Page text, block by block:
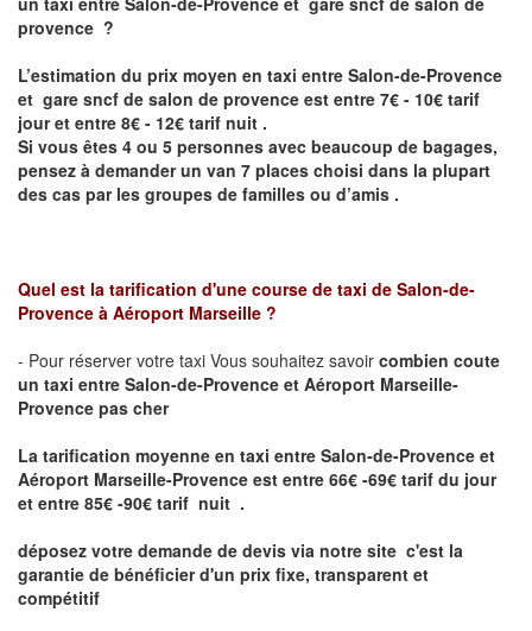
provence ?
L’estimation du prix moyen en taxi entre Salon-de-Provence
et gare sncf de salon de provence est entre 7€ - 10€ tarif
jour et entre 8€ - 12€ tarif nuit .
Si vous êtes 4 ou 5 personnes avec beaucoup de bagages,
pensez à demander un van 7 places choisi dans la plupart
des cas par les groupes de familles ou d’amis .
Quel est la tarification d'une course de taxi de Salon-de-
Provence à Aéroport Marseille ?
- Pour réserver votre taxi Vous souhaitez savoir combien coute
un taxi entre Salon-de-Provence et Aéroport Marseille-
Provence pas cher
La tarification moyenne en taxi entre Salon-de-Provence et
Aéroport Marseille-Provence est entre 66€ -69€ tarif du jour
et entre 85€ -90€ tarif nuit .
déposez votre demande de devis via notre site c'est la
garantie de bénéficier d'un prix fixe, transparent et
compétitif